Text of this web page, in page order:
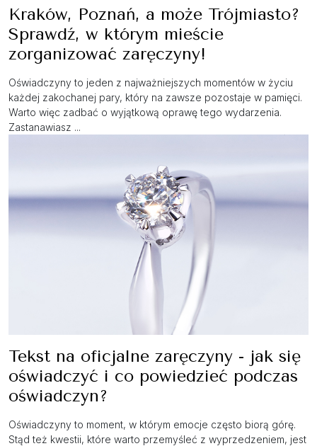
Kraków, Poznań, a może Trójmiasto?
Sprawdź, w którym mieście
zorganizować zaręczyny!
Oświadczyny to jeden z najważniejszych momentów w życiu
każdej zakochanej pary, który na zawsze pozostaje w pamięci.
Warto więc zadbać o wyjątkową oprawę tego wydarzenia.
Zastanawiasz ...
Tekst na oficjalne zaręczyny - jak się
oświadczyć i co powiedzieć podczas
oświadczyn?
Oświadczyny to moment, w którym emocje często biorą górę.
Stąd też kwestii, które warto przemyśleć z wyprzedzeniem, jest